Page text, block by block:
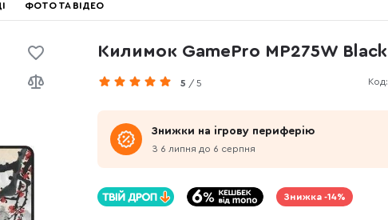
ФОТО ТА ВІДЕО
Килимок GamePro MP275W Black
Код:
5 / 5
Знижки на ігрову периферію
З 6 липня до 6 серпня
Знижка -14%